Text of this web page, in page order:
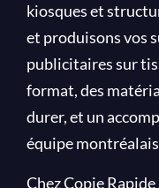
kiosques et
et produisons vos
publicitaires sur
format, des
durer, et un
équipe
Chez Copie